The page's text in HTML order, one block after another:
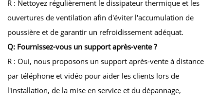
R : Nettoyez régulièrement le dissipateur thermique et les
ouvertures de ventilation afin d'éviter l'accumulation de
poussière et de garantir un refroidissement adéquat.
Q: Fournissez-vous un support après-vente ?
R : Oui, nous proposons un support après-vente à distance
par téléphone et vidéo pour aider les clients lors de
l'installation, de la mise en service et du dépannage,